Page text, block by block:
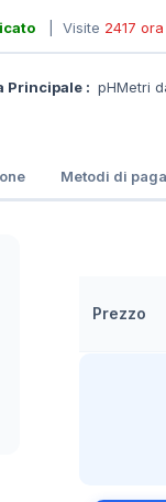
| Visite 2417 ora
Principale : pHMetri
Metodi di
Prezzo